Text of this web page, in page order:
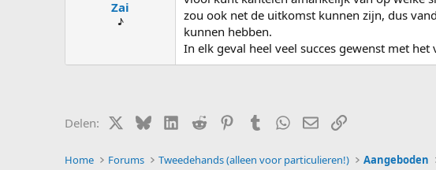
Zai
♪
zou ook net de uitkomst kunnen zijn, dus
kunnen hebben.
In elk geval heel veel succes gewenst met
Delen: X (Twitter)
BlueskyLinkedIn
Reddit PinterestTumblrWhatsApp
E-mailLink
Home Forums Tweedehands (alleen voor particulieren!) Aangeboden